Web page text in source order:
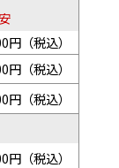
円（税込）
円（税込）
円（税込）
円（税込）